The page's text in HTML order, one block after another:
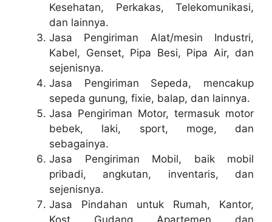
Kesehatan, Perkakas, Telekomunikasi,
dan lainnya.
Jasa Pengiriman Alat/mesin Industri,
Kabel, Genset, Pipa Besi, Pipa Air, dan
sejenisnya.
Jasa Pengiriman Sepeda, mencakup
sepeda gunung, fixie, balap, dan lainnya.
Jasa Pengiriman Motor, termasuk motor
bebek, laki, sport, moge, dan
sebagainya.
Jasa Pengiriman Mobil, baik mobil
pribadi, angkutan, inventaris, dan
sejenisnya.
Jasa Pindahan untuk Rumah, Kantor,
Kost, Gudang, Apartemen, dan